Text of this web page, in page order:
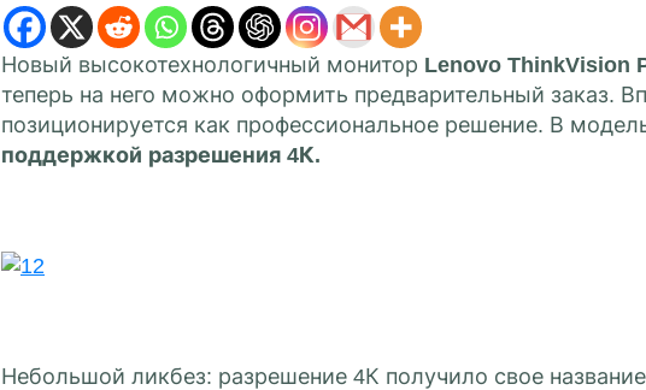
Новый высокотехнологичный монитор Lenovo ThinkVision
теперь на него можно оформить предварительный заказ.
позиционируется как профессиональное решение. В
поддержкой разрешения 4К.
Небольшой ликбез: разрешение 4К получило свое